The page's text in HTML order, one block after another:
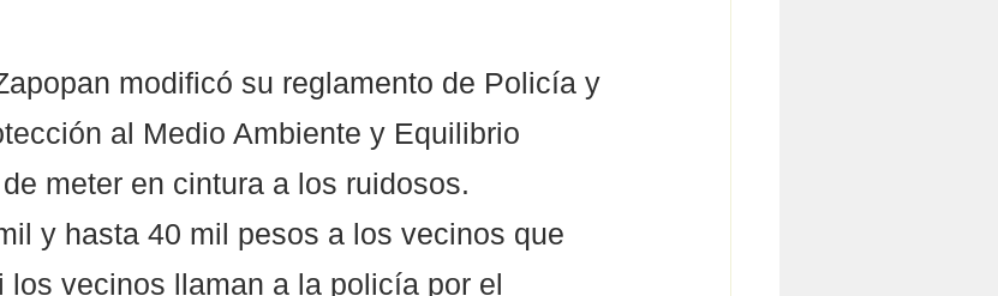
modificó su reglamento de Policía y
al Medio Ambiente y Equilibrio
meter en cintura a los ruidosos.
y hasta 40 mil pesos a los vecinos que
los vecinos llaman a la policía por el